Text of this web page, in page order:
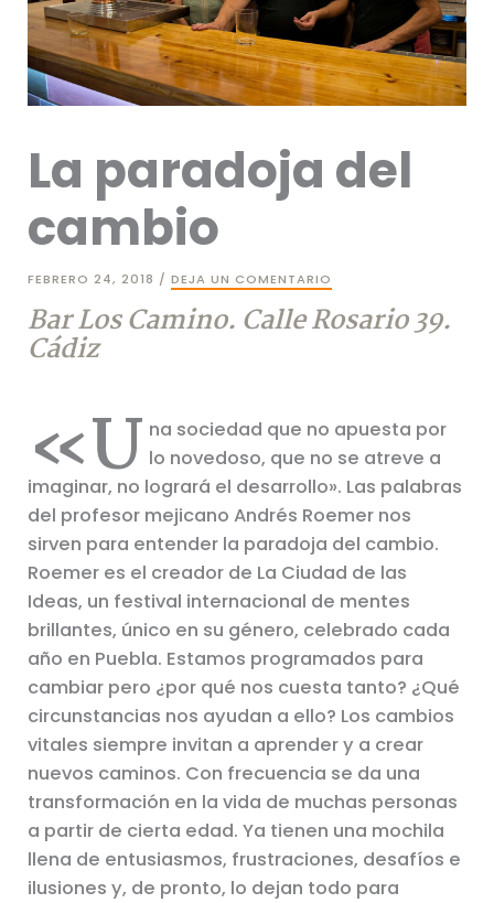
La paradoja del
cambio
FEBRERO 24, 2018 /DEJA UN COMENTARIO
Bar Los Camino. Calle Rosario 39.
Cádiz
«U na sociedad que no apuesta por
lo novedoso, que no se atreve a
imaginar, no logrará el desarrollo». Las palabras
del profesor mejicano Andrés Roemer nos
sirven para entender la paradoja del cambio.
Roemer es el creador de La Ciudad de las
Ideas, un festival internacional de mentes
brillantes, único en su género, celebrado cada
año en Puebla. Estamos programados para
cambiar pero ¿por qué nos cuesta tanto? ¿Qué
circunstancias nos ayudan a ello? Los cambios
vitales siempre invitan a aprender y a crear
nuevos caminos. Con frecuencia se da una
transformación en la vida de muchas personas
a partir de cierta edad. Ya tienen una mochila
llena de entusiasmos, frustraciones, desafíos e
ilusiones y, de pronto, lo dejan todo para